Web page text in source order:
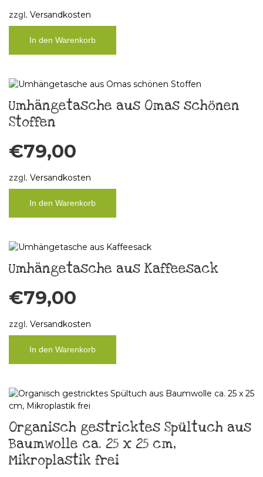
zzgl. Versandkosten
In den Warenkorb
Umhängetasche aus Omas schönen
Stoffen
€79,00
zzgl. Versandkosten
In den Warenkorb
Umhängetasche aus Kaffeesack
€79,00
zzgl. Versandkosten
In den Warenkorb
Organisch gestricktes Spültuch aus
Baumwolle ca. 25 x 25 cm,
Mikroplastik frei